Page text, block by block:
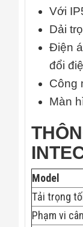
Với
Dải
Điện
đổi
Công
Màn
Model
Tải trọng
Phạm vi cân